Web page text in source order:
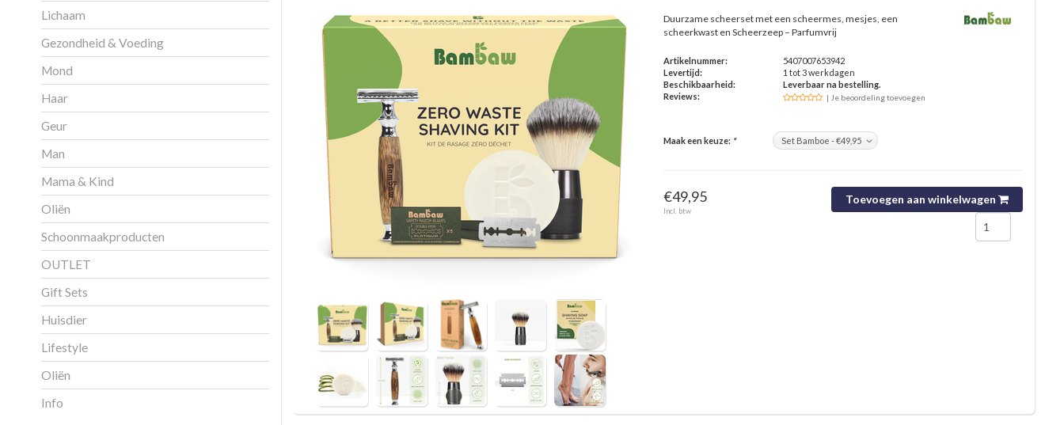
Lichaam
Gezondheid & Voeding
Mond
Haar
Geur
Man
Mama & Kind
Oliën
Schoonmaakproducten
OUTLET
Gift Sets
Huisdier
Lifestyle
Oliën
Info
Duurzame scheerset met een scheermes, mesjes, een
scheerkwast en Scheerzeep – Parfumvrij
Artikelnummer:
5407007653942
Levertijd:
1 tot 3 werkdagen
Beschikbaarheid:
Leverbaar na bestelling.
Reviews:
| Je beoordeling toevoegen
Maak een keuze: *
€49,95
Incl. btw
Toevoegen aan winkelwagen